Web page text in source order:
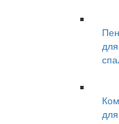
для
для